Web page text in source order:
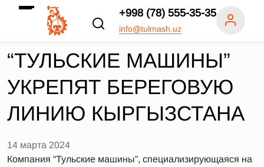
+998 (78) 555-35-35
info@tulmash.uz
“ТУЛЬСКИЕ МАШИНЫ”
УКРЕПЯТ БЕРЕГОВУЮ
ЛИНИЮ КЫРГЫЗСТАНА
14 марта 2024
Компания “Тульские машины”, специализирующаяся на